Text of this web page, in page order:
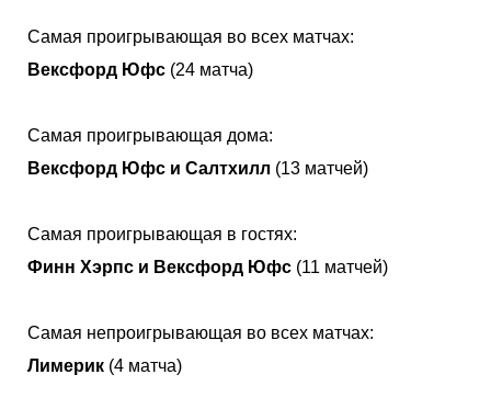
Самая проигрывающая во всех матчах:
Вексфорд Юфс (24 матча)
Самая проигрывающая дома:
Вексфорд Юфс и Салтхилл (13 матчей)
Самая проигрывающая в гостях:
Финн Хэрпс и Вексфорд Юфс (11 матчей)
Самая непроигрывающая во всех матчах:
Лимерик (4 матча)